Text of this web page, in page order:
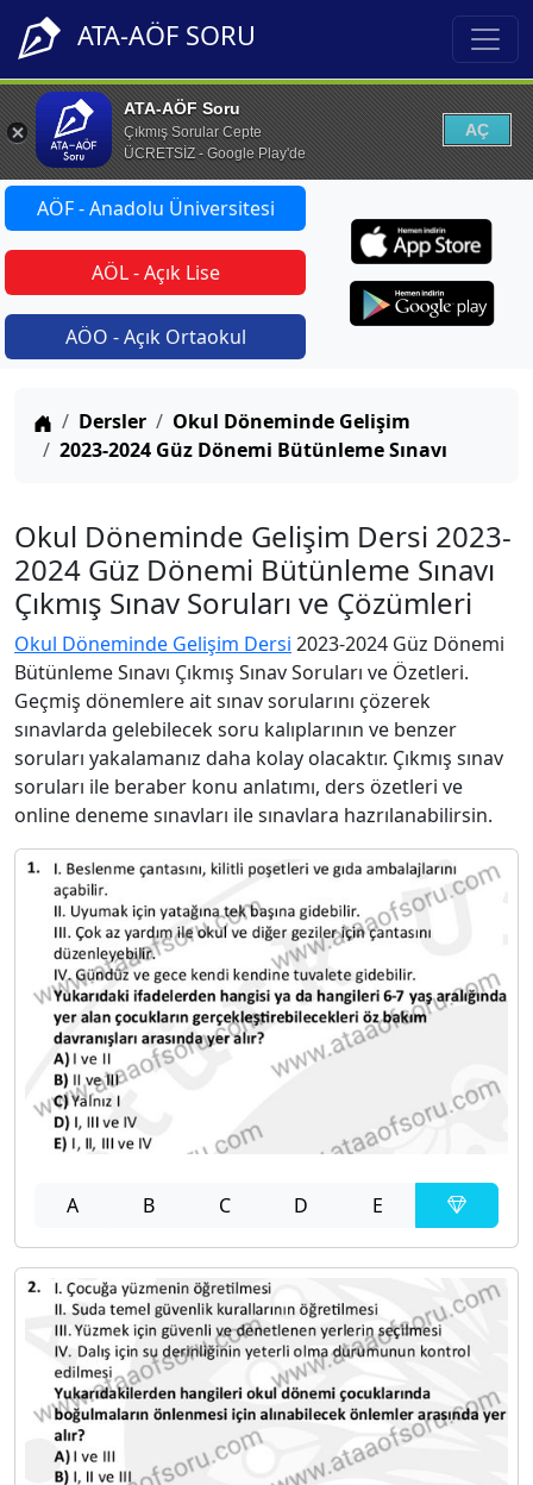
ATA-AÖF SORU
ATA-AÖF Soru
Çıkmış Sorular Cepte
ÜCRETSİZ - Google Play'de
AÇ
AÖF - Anadolu Üniversitesi
AÖL - Açık Lise
AÖO - Açık Ortaokul
Anasayfa
Dersler
Okul Döneminde Gelişim
2023-2024 Güz Dönemi Bütünleme Sınavı
Okul Döneminde Gelişim Dersi 2023-
2024 Güz Dönemi Bütünleme Sınavı
Çıkmış Sınav Soruları ve Çözümleri
Okul Döneminde Gelişim Dersi 2023-2024 Güz Dönemi
Bütünleme Sınavı Çıkmış Sınav Soruları ve Özetleri.
Geçmiş dönemlere ait sınav sorularını çözerek
sınavlarda gelebilecek soru kalıplarının ve benzer
soruları yakalamanız daha kolay olacaktır. Çıkmış sınav
soruları ile beraber konu anlatımı, ders özetleri ve
online deneme sınavları ile sınavlara hazrılanabilirsin.
A B C D E